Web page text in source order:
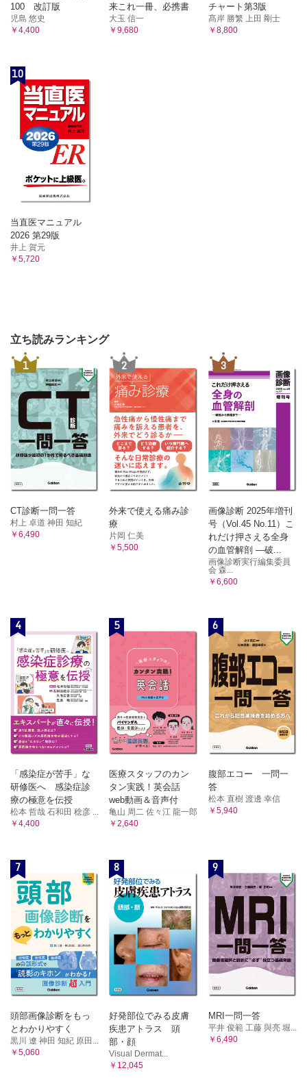
100 改訂版
児島 悠史
￥4,400
来これ一冊、必携書
大玉 信一
￥9,680
チャート第3版
髙岸 勝繁 上田 剛士
￥8,800
10
当直医マニュアル
2026 第29版
井上 賀元
￥5,720
立ち読みランキング
1
CT診断一問一答
村上 卓道 神田 知紀
￥6,490
2
外来で使える痛み診
療
片岡 仁美
￥5,500
3
画像診断 2025年増刊
号（Vol.45 No.11）こ
れだけ押さえる全身
の血管解剖 ―破...
画像診断実行編集委員
会 森...
￥6,600
4
「感染症が苦手」な
研修医へ 感染症診
療の極意を伝授
松本 哲哉 石和田 稔彦 ...
￥4,400
5
医療スタッフのカン
タン実践！英会話
web動画＆音声付
亀山 周二 佐々江 龍一郎
￥2,640
6
腹部エコー 一問一
答
松本 直樹 渡邊 幸信
￥5,940
7
頭部画像診断をもっ
とわかりやすく
黒川 遼 神田 知紀 原田...
￥5,060
8
好発部位でみる皮膚
疾患アトラス 頭
部・顔
Visual Dermat...
￥12,045
9
MRI一問一答
平井 俊範 工藤 與亮 堀...
￥6,490